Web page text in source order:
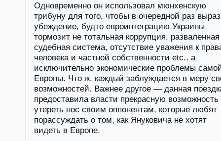
Одновременно он использовал мюнхенскую
трибуну для того, чтобы в очередной раз
убеждение, будто евроинтеграцию Украины
тормозит не тотальная коррупция, разваленная
судебная система, отсутствие уважения к
человека и частной собственности etc., а
исключительно экономические проблемы
Европы. Что ж, каждый заблуждается в меру
возможностей. Важнее другое — данная
предоставила власти прекрасную возможность
утереть нос своим оппонентам, которые любят
порассуждать о том, как Януковича не хотят
видеть в Европе.